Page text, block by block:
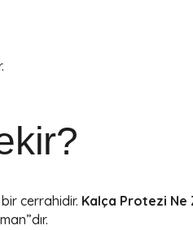
cerrahidir. Kalça Protezi Ne